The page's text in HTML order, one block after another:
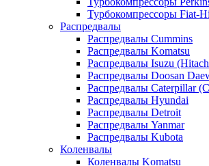
Турбокомпрессоры Fiat-
Распредвалы
Распредвалы Cummins
Распредвалы Komatsu
Распредвалы Isuzu
Распредвалы Doosan
Распредвалы Caterpillar
Распредвалы Hyundai
Распредвалы Detroit
Распредвалы Yanmar
Распредвалы Kubota
Коленвалы
Коленвалы Komatsu